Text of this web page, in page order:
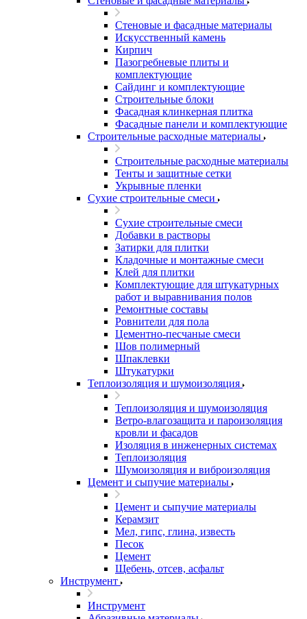
Стеновые и фасадные материалы
Искусственный камень
Кирпич
Пазогребневые плиты и
комплектующие
Сайдинг и комплектующие
Строительные блоки
Фасадная клинкерная плитка
Фасадные панели и комплектующие
Строительные расходные материалы
Строительные расходные материалы
Тенты и защитные сетки
Укрывные пленки
Сухие строительные смеси
Сухие строительные смеси
Добавки в растворы
Затирки для плитки
Кладочные и монтажные смеси
Клей для плитки
Комплектующие для штукатурных
работ и выравнивания полов
Ремонтные составы
Ровнители для пола
Цементно-песчаные смеси
Шов полимерный
Шпаклевки
Штукатурки
Теплоизоляция и шумоизоляция
Теплоизоляция и шумоизоляция
Ветро-влагозащита и пароизоляция
кровли и фасадов
Изоляция в инженерных системах
Теплоизоляция
Шумоизоляция и виброизоляция
Цемент и сыпучие материалы
Цемент и сыпучие материалы
Керамзит
Мел, гипс, глина, известь
Песок
Цемент
Щебень, отсев, асфальт
Инструмент
Инструмент